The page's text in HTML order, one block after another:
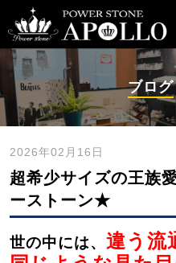
ブログ
2026年02月16日
超希少サイズの王族
ーストーン★
世の中には、 違う流